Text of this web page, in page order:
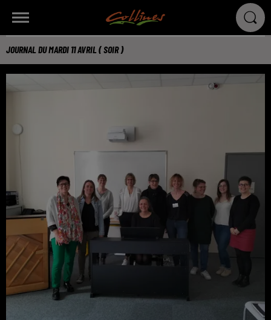
JOURNAL DU MARDI 11 AVRIL ( SOIR )